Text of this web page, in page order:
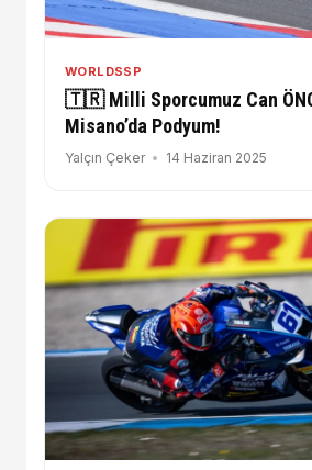
WORLDSSP
🇹🇷 Milli Sporcumuz Can
Misano’da Podyum!
Yalçın Çeker 14 Haziran 2025